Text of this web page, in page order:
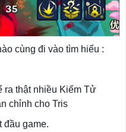
cùng đi vào tìm hiểu :
ra thật nhiều Kiếm Tử
chỉnh cho Tris
đầu game.